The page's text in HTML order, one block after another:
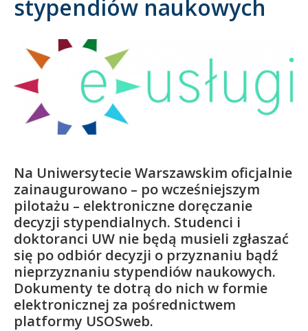
Kandydat
Absolwent
stypendiów naukowych
Na Uniwersytecie Warszawskim oficjalnie
zainaugurowano – po wcześniejszym
pilotażu – elektroniczne doręczanie
decyzji stypendialnych. Studenci i
doktoranci UW nie będą musieli zgłaszać
się po odbiór decyzji o przyznaniu bądź
nieprzyznaniu stypendiów naukowych.
Dokumenty te dotrą do nich w formie
elektronicznej za pośrednictwem
platformy USOSweb.